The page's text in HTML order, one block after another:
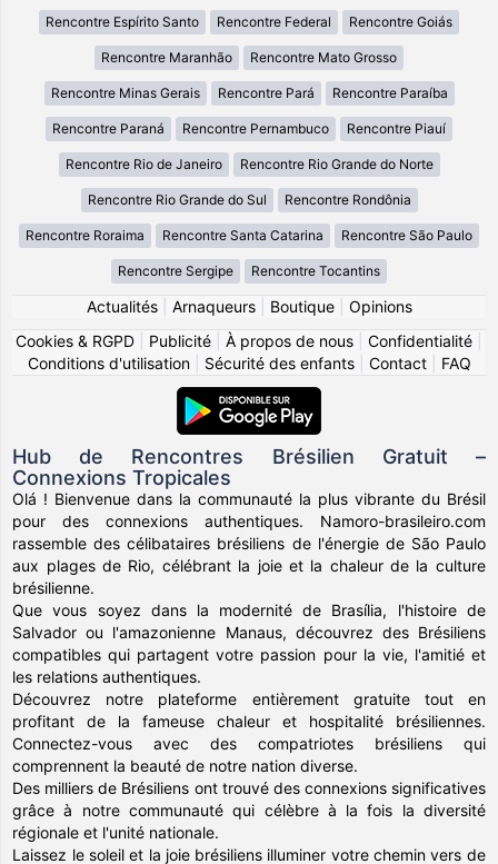
Rencontre Espírito Santo Rencontre Federal Rencontre Goiás
Rencontre Maranhão Rencontre Mato Grosso
Rencontre Minas Gerais Rencontre Pará Rencontre Paraíba
Rencontre Paraná Rencontre Pernambuco Rencontre Piauí
Rencontre Rio de Janeiro Rencontre Rio Grande do Norte
Rencontre Rio Grande do Sul Rencontre Rondônia
Rencontre Roraima Rencontre Santa Catarina Rencontre São Paulo
Rencontre Sergipe Rencontre Tocantins
Actualités| Arnaqueurs| Boutique| Opinions
Cookies & RGPD
Publicité À propos de nous Confidentialité
Conditions d'utilisation| Sécurité des enfants| Contact| FAQ
Hub de Rencontres Brésilien Gratuit –
Connexions Tropicales
Olá ! Bienvenue dans la communauté la plus vibrante du Brésil
pour des connexions authentiques. Namoro-brasileiro.com
rassemble des célibataires brésiliens de l'énergie de São Paulo
aux plages de Rio, célébrant la joie et la chaleur de la culture
brésilienne.
Que vous soyez dans la modernité de Brasília, l'histoire de
Salvador ou l'amazonienne Manaus, découvrez des Brésiliens
compatibles qui partagent votre passion pour la vie, l'amitié et
les relations authentiques.
Découvrez notre plateforme entièrement gratuite tout en
profitant de la fameuse chaleur et hospitalité brésiliennes.
Connectez-vous avec des compatriotes brésiliens qui
comprennent la beauté de notre nation diverse.
Des milliers de Brésiliens ont trouvé des connexions significatives
grâce à notre communauté qui célèbre à la fois la diversité
régionale et l'unité nationale.
Laissez le soleil et la joie brésiliens illuminer votre chemin vers de